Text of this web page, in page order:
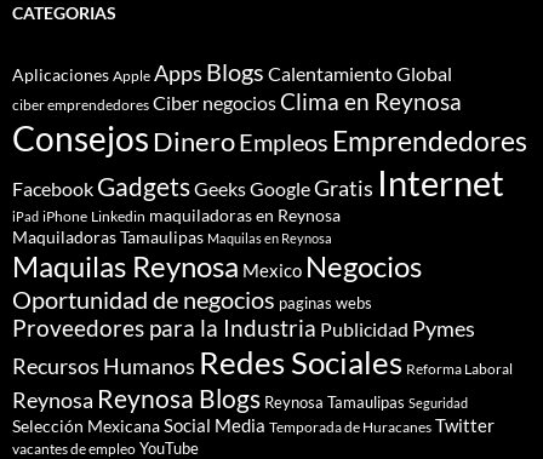
CATEGORIAS
Aplicaciones Apple Apps Blogs Calentamiento Global
ciber emprendedores Ciber negociosClima en Reynosa
ConsejosDineroEmpleos Emprendedores
Facebook GadgetsGeeksGoogleGratis Internet
iPad iPhone Linkedin maquiladoras en Reynosa
Maquiladoras Tamaulipas Maquilas en Reynosa
Maquilas Reynosa Mexico Negocios
Oportunidad de negocios paginas webs
Proveedores para la Industria Publicidad Pymes
Recursos Humanos Redes Sociales Reforma Laboral
Reynosa Reynosa Blogs Reynosa Tamaulipas Seguridad
Selección MexicanaSocial Media Temporada de Huracanes Twitter
vacantes de empleo YouTube